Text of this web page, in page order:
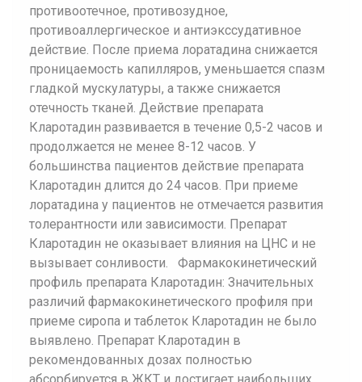
противоотечное, противозудное,
противоаллергическое и антиэкссудативное
действие. После приема лоратадина снижается
проницаемость капилляров, уменьшается спазм
гладкой мускулатуры, а также снижается
отечность тканей. Действие препарата
Кларотадин развивается в течение 0,5-2 часов и
продолжается не менее 8-12 часов. У
большинства пациентов действие препарата
Кларотадин длится до 24 часов. При приеме
лоратадина у пациентов не отмечается развития
толерантности или зависимости. Препарат
Кларотадин не оказывает влияния на ЦНС и не
вызывает сонливости. Фармакокинетический
профиль препарата Кларотадин: Значительных
различий фармакокинетического профиля при
приеме сиропа и таблеток Кларотадин не было
выявлено. Препарат Кларотадин в
рекомендованных дозах полностью